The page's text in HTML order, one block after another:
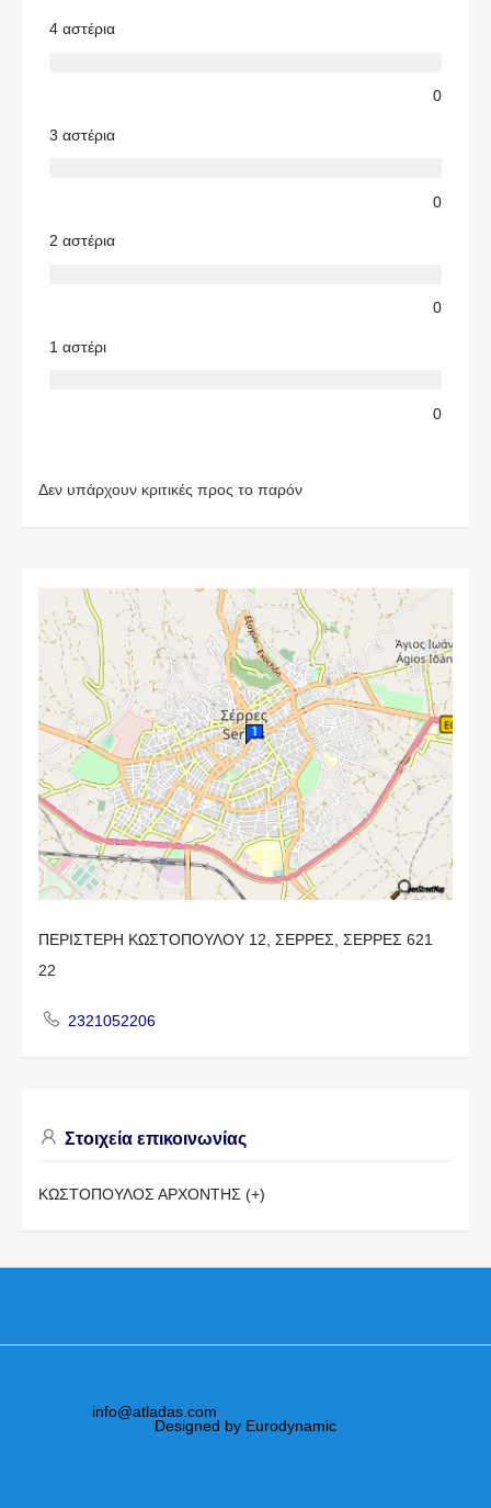
4 αστέρια
0
3 αστέρια
0
2 αστέρια
0
1 αστέρι
0
Δεν υπάρχουν κριτικές προς το παρόν
ΠΕΡΙΣΤΕΡΗ ΚΩΣΤΟΠΟΥΛΟΥ 12, ΣΕΡΡΕΣ, ΣΕΡΡΕΣ 621
22
2321052206
Στοιχεία επικοινωνίας
ΚΩΣΤΟΠΟΥΛΟΣ ΑΡΧΟΝΤΗΣ (+)
info@atladas.com
Designed by Eurodynamic